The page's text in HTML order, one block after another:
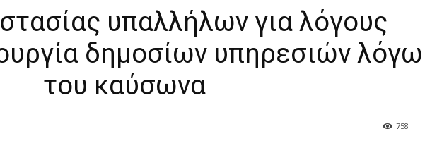
υπαλλήλων για λόγους
δημοσίων υπηρεσιών λόγω
του καύσωνα
758